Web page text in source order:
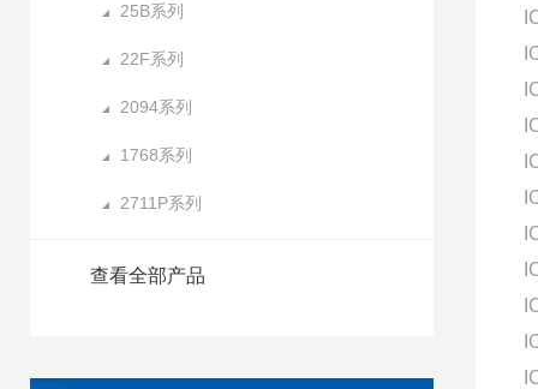
25B系列
22F系列
2094系列
1768系列
2711P系列
查看全部产品